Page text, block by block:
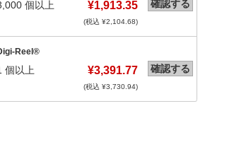
個以上 ¥1,913.35
(税込 ¥2,104.68)
確認する
Reel®
個以上 ¥3,391.77
(税込 ¥3,730.94)
確認する